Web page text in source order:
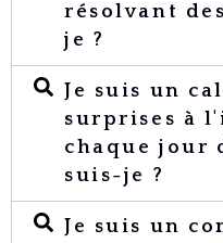
résolvant
je ?
Je suis un
surprises à
chaque jour
suis-je ?
Je suis un